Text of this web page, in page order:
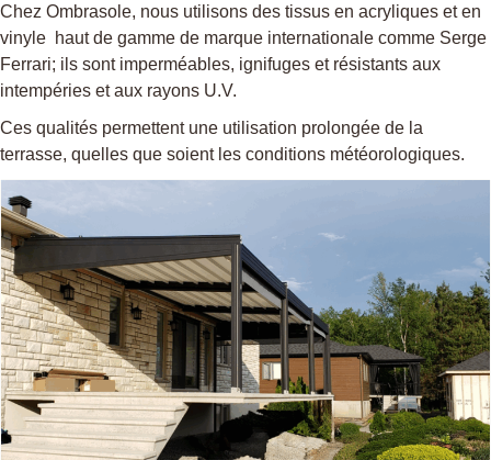
Chez Ombrasole, nous utilisons des tissus en acryliques et en
vinyle haut de gamme de marque internationale comme Serge
Ferrari; ils sont imperméables, ignifuges et résistants aux
intempéries et aux rayons U.V.
Ces qualités permettent une utilisation prolongée de la
terrasse, quelles que soient les conditions météorologiques.